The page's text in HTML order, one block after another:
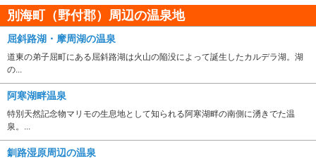
別海町（野付郡）周辺の温泉地
屈斜路湖・摩周湖の温泉
道東の弟子屈町にある屈斜路湖は火山の陥没によって誕生したカルデラ湖。湖
の...
阿寒湖畔温泉
特別天然記念物マリモの生息地として知られる阿寒湖畔の南側に湧きでた温
泉。...
釧路湿原周辺の温泉